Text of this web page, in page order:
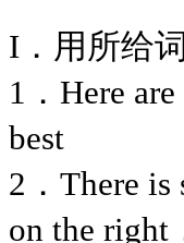
I．用所给
1．Here
best （
2．There
on the right